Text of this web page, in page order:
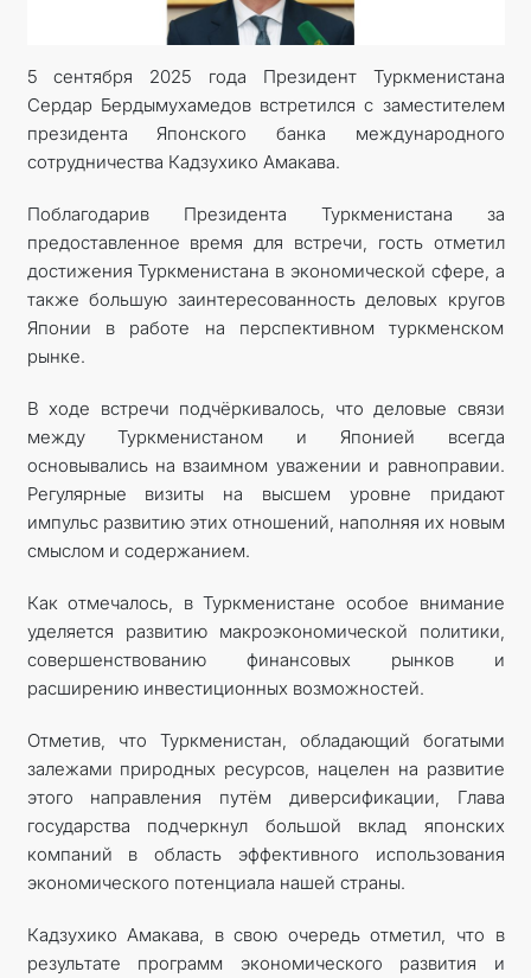
联系我们
5 сентября 2025 года Президент Туркменистана
Сердар Бердымухамедов встретился с заместителем
президента Японского банка международного
сотрудничества Кадзухико Амакава.
Поблагодарив Президента Туркменистана за
предоставленное время для встречи, гость отметил
достижения Туркменистана в экономической сфере, а
также большую заинтересованность деловых кругов
Японии в работе на перспективном туркменском
рынке.
В ходе встречи подчёркивалось, что деловые связи
между Туркменистаном и Японией всегда
основывались на взаимном уважении и равноправии.
Регулярные визиты на высшем уровне придают
импульс развитию этих отношений, наполняя их новым
смыслом и содержанием.
Как отмечалось, в Туркменистане особое внимание
уделяется развитию макроэкономической политики,
совершенствованию финансовых рынков и
расширению инвестиционных возможностей.
Отметив, что Туркменистан, обладающий богатыми
залежами природных ресурсов, нацелен на развитие
этого направления путём диверсификации, Глава
государства подчеркнул большой вклад японских
компаний в область эффективного использования
экономического потенциала нашей страны.
Кадзухико Амакава, в свою очередь отметил, что в
результате программ экономического развития и